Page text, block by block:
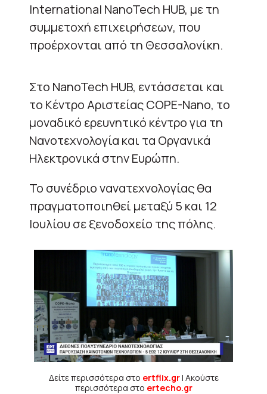
International NanoTech HUB, με τη
συμμετοχή επιχειρήσεων, που
προέρχονται από τη Θεσσαλονίκη.
Στο NanoTech HUB, εντάσσεται και
το Κέντρο Αριστείας COPE-Nano, το
μοναδικό ερευνητικό κέντρο για τη
Νανοτεχνολογία και τα Οργανικά
Ηλεκτρονικά στην Ευρώπη.
Το συνέδριο νανατεχνολογίας θα
πραγματοποιηθεί μεταξύ 5 και 12
Ιουλίου σε ξενοδοχείο της πόλης.
Δείτε περισσότερα στο ertflix.gr| Ακούστε
περισσότερα στο ertecho.gr